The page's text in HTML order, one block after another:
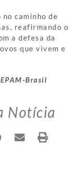
caminho de
reafirmando o
a defesa da
que vivem e
Brasil
Notícia